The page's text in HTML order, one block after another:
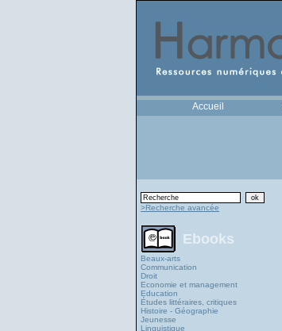
Accueil
>Recherche avancée
Ebooks
Beaux-arts
Communication
Droit
Economie et management
Education
Études littéraires, critiques
Histoire - Géographie
Jeunesse
Linguistique